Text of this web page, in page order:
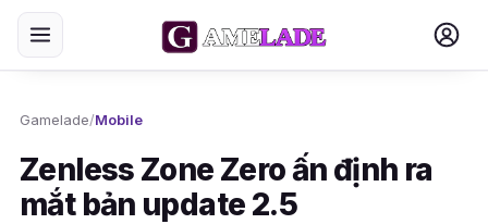
Gamelade/Mobile
Zenless Zone Zero ấn định ra
mắt bản update 2.5